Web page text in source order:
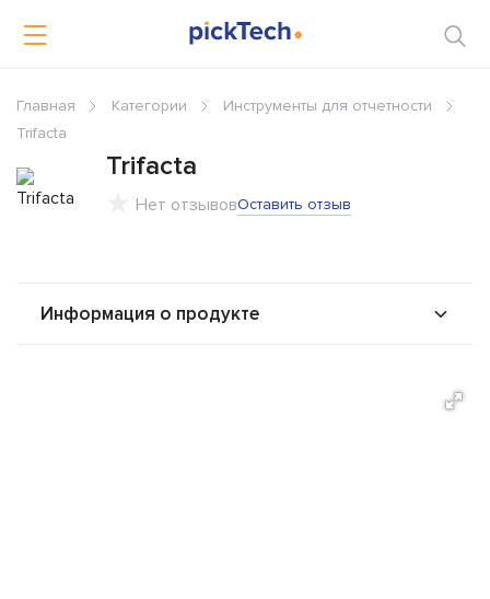
Главная Категории
Инструменты для отчетности
Trifacta
Trifacta
Нет отзывовОставить отзыв
Информация о продукте